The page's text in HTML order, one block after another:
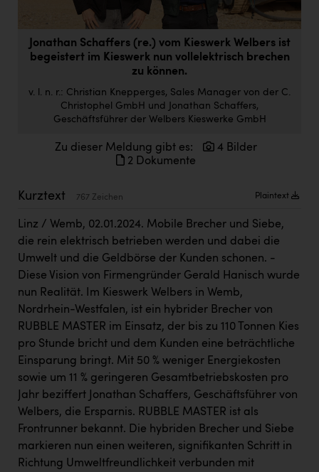
Doppler Gruppe
ERLUS AG
everfield
Firmenradl
Fristads Austria
HIG Infomotion Group
Immotech
INTERSPAR
Jesolo
Kärcher
Karin Liedl
KEBA
KIWI Kinderwunsch Institut Dr. Loimer
KLIPP Frisör
Kleider Bauer
Jonathan Schaffers (re.) vom Kieswerk Welbers ist
begeistert im Kieswerk nun vollelektrisch brechen
zu können.
v. l. n. r.: Christian Knepperges, Sales Manager von der C.
Christophel GmbH und Jonathan Schaffers,
Geschäftsführer der Welbers Kieswerke GmbH
Zu dieser Meldung gibt es:
4 Bilder
2 Dokumente
Kurztext 767 Zeichen Plaintext
Linz / Wemb, 02.01.2024. Mobile Brecher und Siebe,
die rein elektrisch betrieben werden und dabei die
Umwelt und die Geldbörse der Kunden schonen. -
Diese Vision von Firmengründer Gerald Hanisch wurde
nun Realität. Im Kieswerk Welbers in Wemb,
Nordrhein-Westfalen, ist ein hybrider Brecher von
RUBBLE MASTER im Einsatz, der bis zu 110 Tonnen Kies
pro Stunde bricht und dem Kunden eine beträchtliche
Einsparung bringt. Mit 50 % weniger Energiekosten
sowie um 11 % geringeren Gesamtbetriebskosten pro
Jahr beziffert Jonathan Schaffers, Geschäftsführer von
Welbers, die Ersparnis. RUBBLE MASTER ist als
Frontrunner bekannt. Die hybriden Brecher und Siebe
markieren nun einen weiteren, signifikanten Schritt in
Richtung Umweltfreundlichkeit verbunden mit